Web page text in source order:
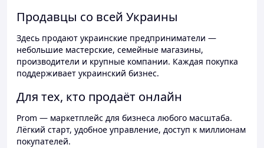
Продавцы со всей Украины
Здесь продают украинские предприниматели —
небольшие мастерские, семейные магазины,
производители и крупные компании. Каждая покупка
поддерживает украинский бизнес.
Для тех, кто продаёт онлайн
Prom — маркетплейс для бизнеса любого масштаба.
Лёгкий старт, удобное управление, доступ к миллионам
покупателей.